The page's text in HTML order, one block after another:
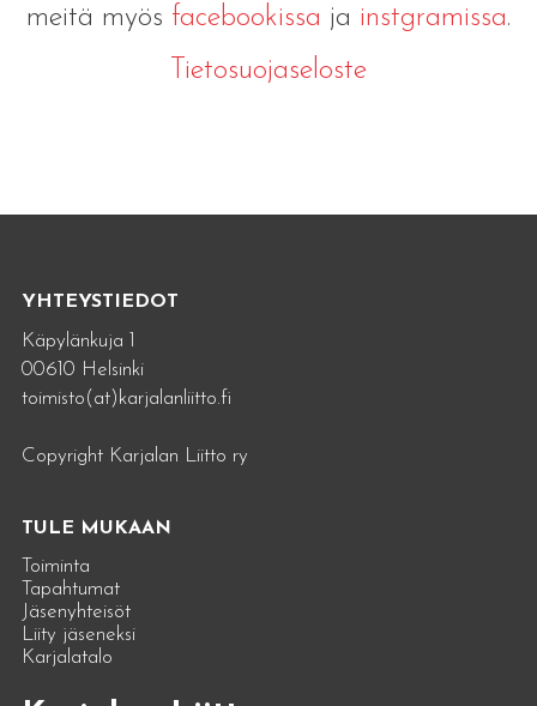
meitä myös facebookissa ja instgramissa.
Tietosuojaseloste
YHTEYSTIEDOT
Käpylänkuja 1
00610 Helsinki
toimisto(at)karjalanliitto.fi
Copyright Karjalan Liitto ry
TULE MUKAAN
Toiminta
Tapahtumat
Jäsenyhteisöt
Liity jäseneksi
Karjalatalo